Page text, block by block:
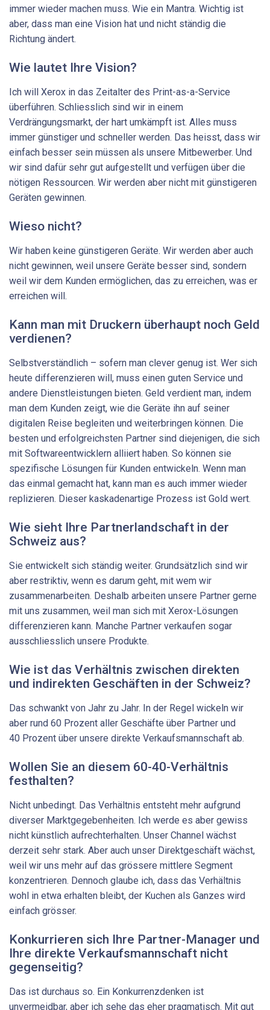
immer wieder machen muss. Wie ein Mantra. Wichtig ist
aber, dass man eine Vision hat und nicht ständig die
Richtung ändert.
Wie lautet Ihre Vision?
Ich will Xerox in das Zeitalter des Print-as-a-Service
überführen. Schliesslich sind wir in einem
Verdrängungsmarkt, der hart umkämpft ist. Alles muss
immer günstiger und schneller werden. Das heisst, dass wir
einfach besser sein müssen als unsere Mitbewerber. Und
wir sind dafür sehr gut aufgestellt und verfügen über die
nötigen Ressourcen. Wir werden aber nicht mit günstigeren
Geräten gewinnen.
Wieso nicht?
Wir haben keine günstigeren Geräte. Wir werden aber auch
nicht gewinnen, weil unsere Geräte besser sind, sondern
weil wir dem Kunden ermöglichen, das zu erreichen, was er
erreichen will.
Kann man mit Druckern überhaupt noch Geld
verdienen?
Selbstverständlich – sofern man clever genug ist. Wer sich
heute differenzieren will, muss einen guten Service und
andere Dienstleistungen bieten. Geld verdient man, indem
man dem Kunden zeigt, wie die Geräte ihn auf seiner
digitalen Reise begleiten und weiterbringen können. Die
besten und erfolgreichsten Partner sind diejenigen, die sich
mit Softwareentwicklern alliiert haben. So können sie
spezifische Lösungen für Kunden entwickeln. Wenn man
das einmal gemacht hat, kann man es auch immer wieder
replizieren. Dieser kaskadenartige Prozess ist Gold wert.
Wie sieht Ihre Partnerlandschaft in der
Schweiz aus?
Sie entwickelt sich ständig weiter. Grundsätzlich sind wir
aber restriktiv, wenn es darum geht, mit wem wir
zusammenarbeiten. Deshalb arbeiten unsere Partner gerne
mit uns zusammen, weil man sich mit Xerox-Lösungen
differenzieren kann. Manche Partner verkaufen sogar
ausschliesslich unsere Produkte.
Wie ist das Verhältnis zwischen direkten
und indirekten ­Geschäften in der Schweiz?
Das schwankt von Jahr zu Jahr. In der Regel wickeln wir
aber rund 60 Prozent aller Geschäfte über Partner und
40 Prozent über unsere direkte Verkaufsmannschaft ab.
Wollen Sie an diesem 60-40-Verhältnis
festhalten?
Nicht unbedingt. Das Verhältnis entsteht mehr aufgrund
diverser Marktgegebenheiten. Ich werde es aber gewiss
nicht künstlich aufrechterhalten. Unser Channel wächst
derzeit sehr stark. Aber auch unser Direktgeschäft wächst,
weil wir uns mehr auf das grössere mittlere Segment
konzentrieren. Dennoch glaube ich, dass das Verhältnis
wohl in etwa erhalten bleibt, der Kuchen als Ganzes wird
einfach grösser.
Konkurrieren sich Ihre Partner-Manager und
Ihre direkte Verkaufsmannschaft nicht
gegenseitig?
Das ist durchaus so. Ein Konkurrenzdenken ist
unvermeidbar, aber ich sehe das eher pragmatisch. Mit gut